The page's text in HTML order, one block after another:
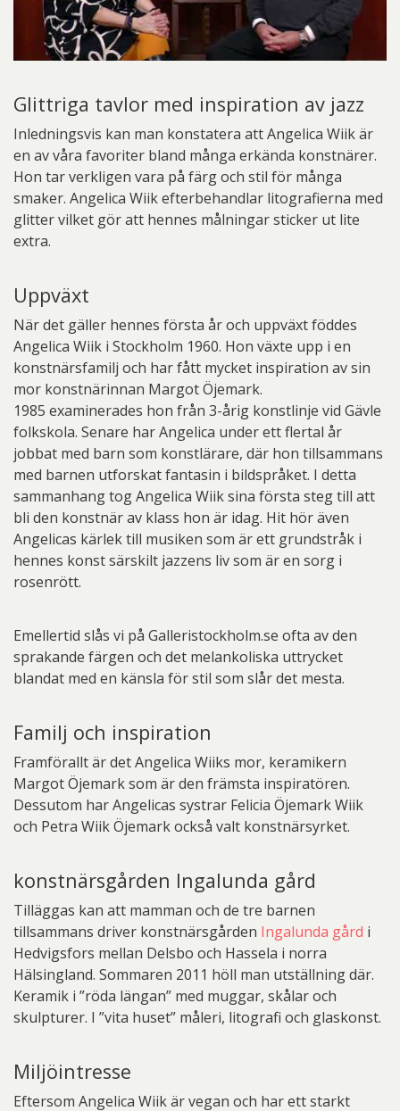
Glittriga tavlor med inspiration av jazz
Inledningsvis kan man konstatera att Angelica Wiik är
en av våra favoriter bland många erkända konstnärer.
Hon tar verkligen vara på färg och stil för många
smaker. Angelica Wiik efterbehandlar litografierna med
glitter vilket gör att hennes målningar sticker ut lite
extra.
Uppväxt
När det gäller hennes första år och uppväxt föddes
Angelica Wiik i Stockholm 1960. Hon växte upp i en
konstnärsfamilj och har fått mycket inspiration av sin
mor konstnärinnan Margot Öjemark.
1985 examinerades hon från 3-årig konstlinje vid Gävle
folkskola. Senare har Angelica under ett flertal år
jobbat med barn som konstlärare, där hon tillsammans
med barnen utforskat fantasin i bildspråket. I detta
sammanhang tog Angelica Wiik sina första steg till att
bli den konstnär av klass hon är idag. Hit hör även
Angelicas kärlek till musiken som är ett grundstråk i
hennes konst särskilt jazzens liv som är en sorg i
rosenrött.
Emellertid slås vi på Galleristockholm.se ofta av den
sprakande färgen och det melankoliska uttrycket
blandat med en känsla för stil som slår det mesta.
Familj och inspiration
Framförallt är det Angelica Wiiks mor, keramikern
Margot Öjemark som är den främsta inspiratören.
Dessutom har Angelicas systrar Felicia Öjemark Wiik
och Petra Wiik Öjemark också valt konstnärsyrket.
konstnärsgården Ingalunda gård
Tilläggas kan att mamman och de tre barnen
tillsammans driver konstnärsgården Ingalunda gård i
Hedvigsfors mellan Delsbo och Hassela i norra
Hälsingland. Sommaren 2011 höll man utställning där.
Keramik i ”röda längan” med muggar, skålar och
skulpturer. I ”vita huset” måleri, litografi och glaskonst.
Miljöintresse
Eftersom Angelica Wiik är vegan och har ett starkt